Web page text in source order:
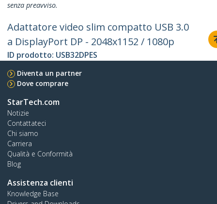
senza preavviso.
Adattatore video slim compatto USB 3.0
a DisplayPort DP - 2048x1152 / 1080p
ID prodotto: USB32DPES
Diventa un partner
Dove comprare
StarTech.com
Notizie
Contattateci
Chi siamo
Carriera
Qualità e Conformità
Blog
Assistenza clienti
Knowledge Base